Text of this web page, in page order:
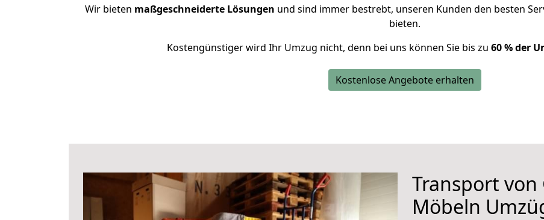
Wir bieten maßgeschneiderte Lösungen und sind immer bestrebt, unseren Kunden den besten
bieten.
Kostengünstiger wird Ihr Umzug nicht, denn bei uns können Sie bis zu 60 % der
Kostenlose Angebote erhalten
Transport
Möbeln